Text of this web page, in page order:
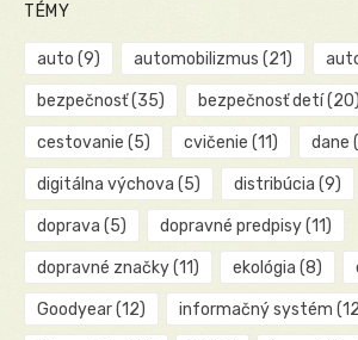
TÉMY
auto (9) automobilizmus (21)
bezpečnosť(35) bezpečnosť detí(20)
cestovanie (5) cvičenie (11) dane
digitálna výchova (5) distribúcia (9)
doprava (5) dopravné predpisy(11)
dopravné značky(11) ekológia (8)
Goodyear(12) informačný systém